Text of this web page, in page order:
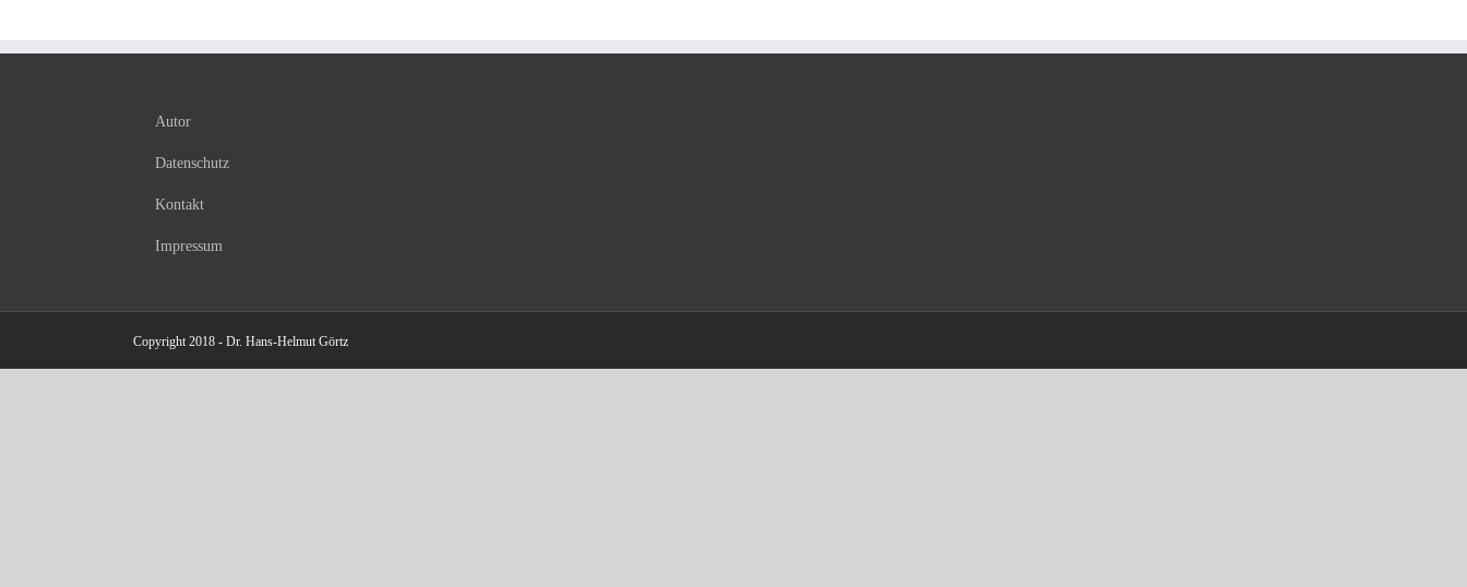
Autor
Datenschutz
Kontakt
Impressum
Copyright 2018 - Dr. Hans-Helmut Görtz